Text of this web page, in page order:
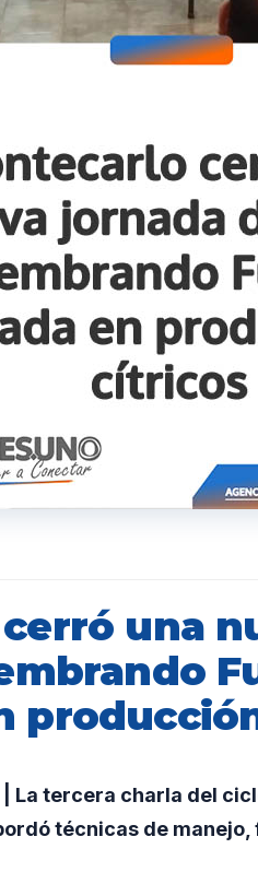
una
| La tercera charla del
técnicas de